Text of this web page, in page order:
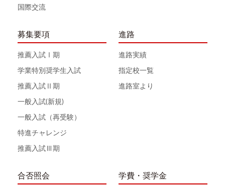
国際交流
募集要項
推薦入試Ⅰ期
学業特別奨学生入試
推薦入試Ⅱ期
一般入試(新規)
一般入試（再受験）
特進チャレンジ
推薦入試Ⅲ期
進路
進路実績
指定校一覧
進路室より
合否照会 学費・奨学金